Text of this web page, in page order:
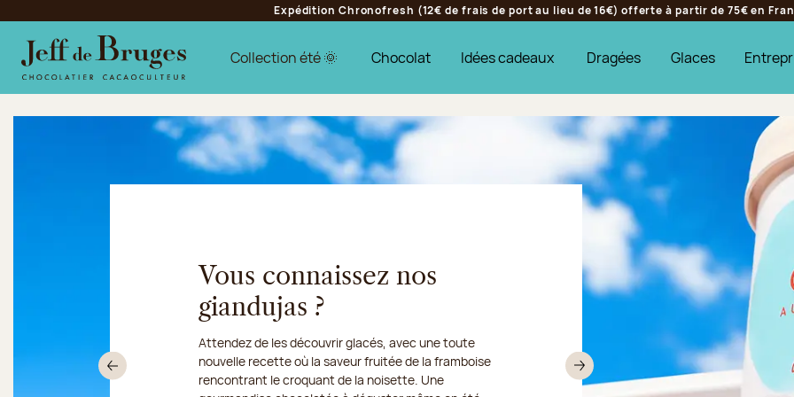
Aller au contenu principal
Aller au pied de page
Expédition Chronofresh (12€ de frais de port au lieu de 16€) offerte à partir de 75€ en
Collection été 🌞 Chocolat Idées cadeaux Dragées Glaces
Chocolatier Jeff de Bruges
Vous connaissez nos
giandujas ?
Attendez de les découvrir glacés, avec une toute
nouvelle recette où la saveur fruitée de la framboise
rencontrant le croquant de la noisette. Une
Du 10 au 16 août 2026, notre atelier sera fermé :
Découvrez notre collection de crèmes glacées et
sorbets artisanaux, imaginée pour faire fondre tous
nous expédions vos
gourmandises en Chronofresh
Précédent Suivant